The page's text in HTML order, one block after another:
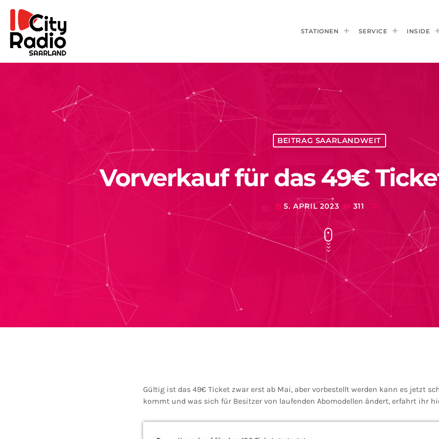
STATIONEN SERVICE INSIDE
BEITRAG SAARLANDWEIT
Vorverkauf für das 49€
today 5. APRIL 2023 311
Gültig ist das 49€ Ticket zwar erst ab Mai, aber vorbestellt werden kann es jetzt
kommt und was sich für Besitzer von laufenden Abomodellen ändert, erfahrt ihr